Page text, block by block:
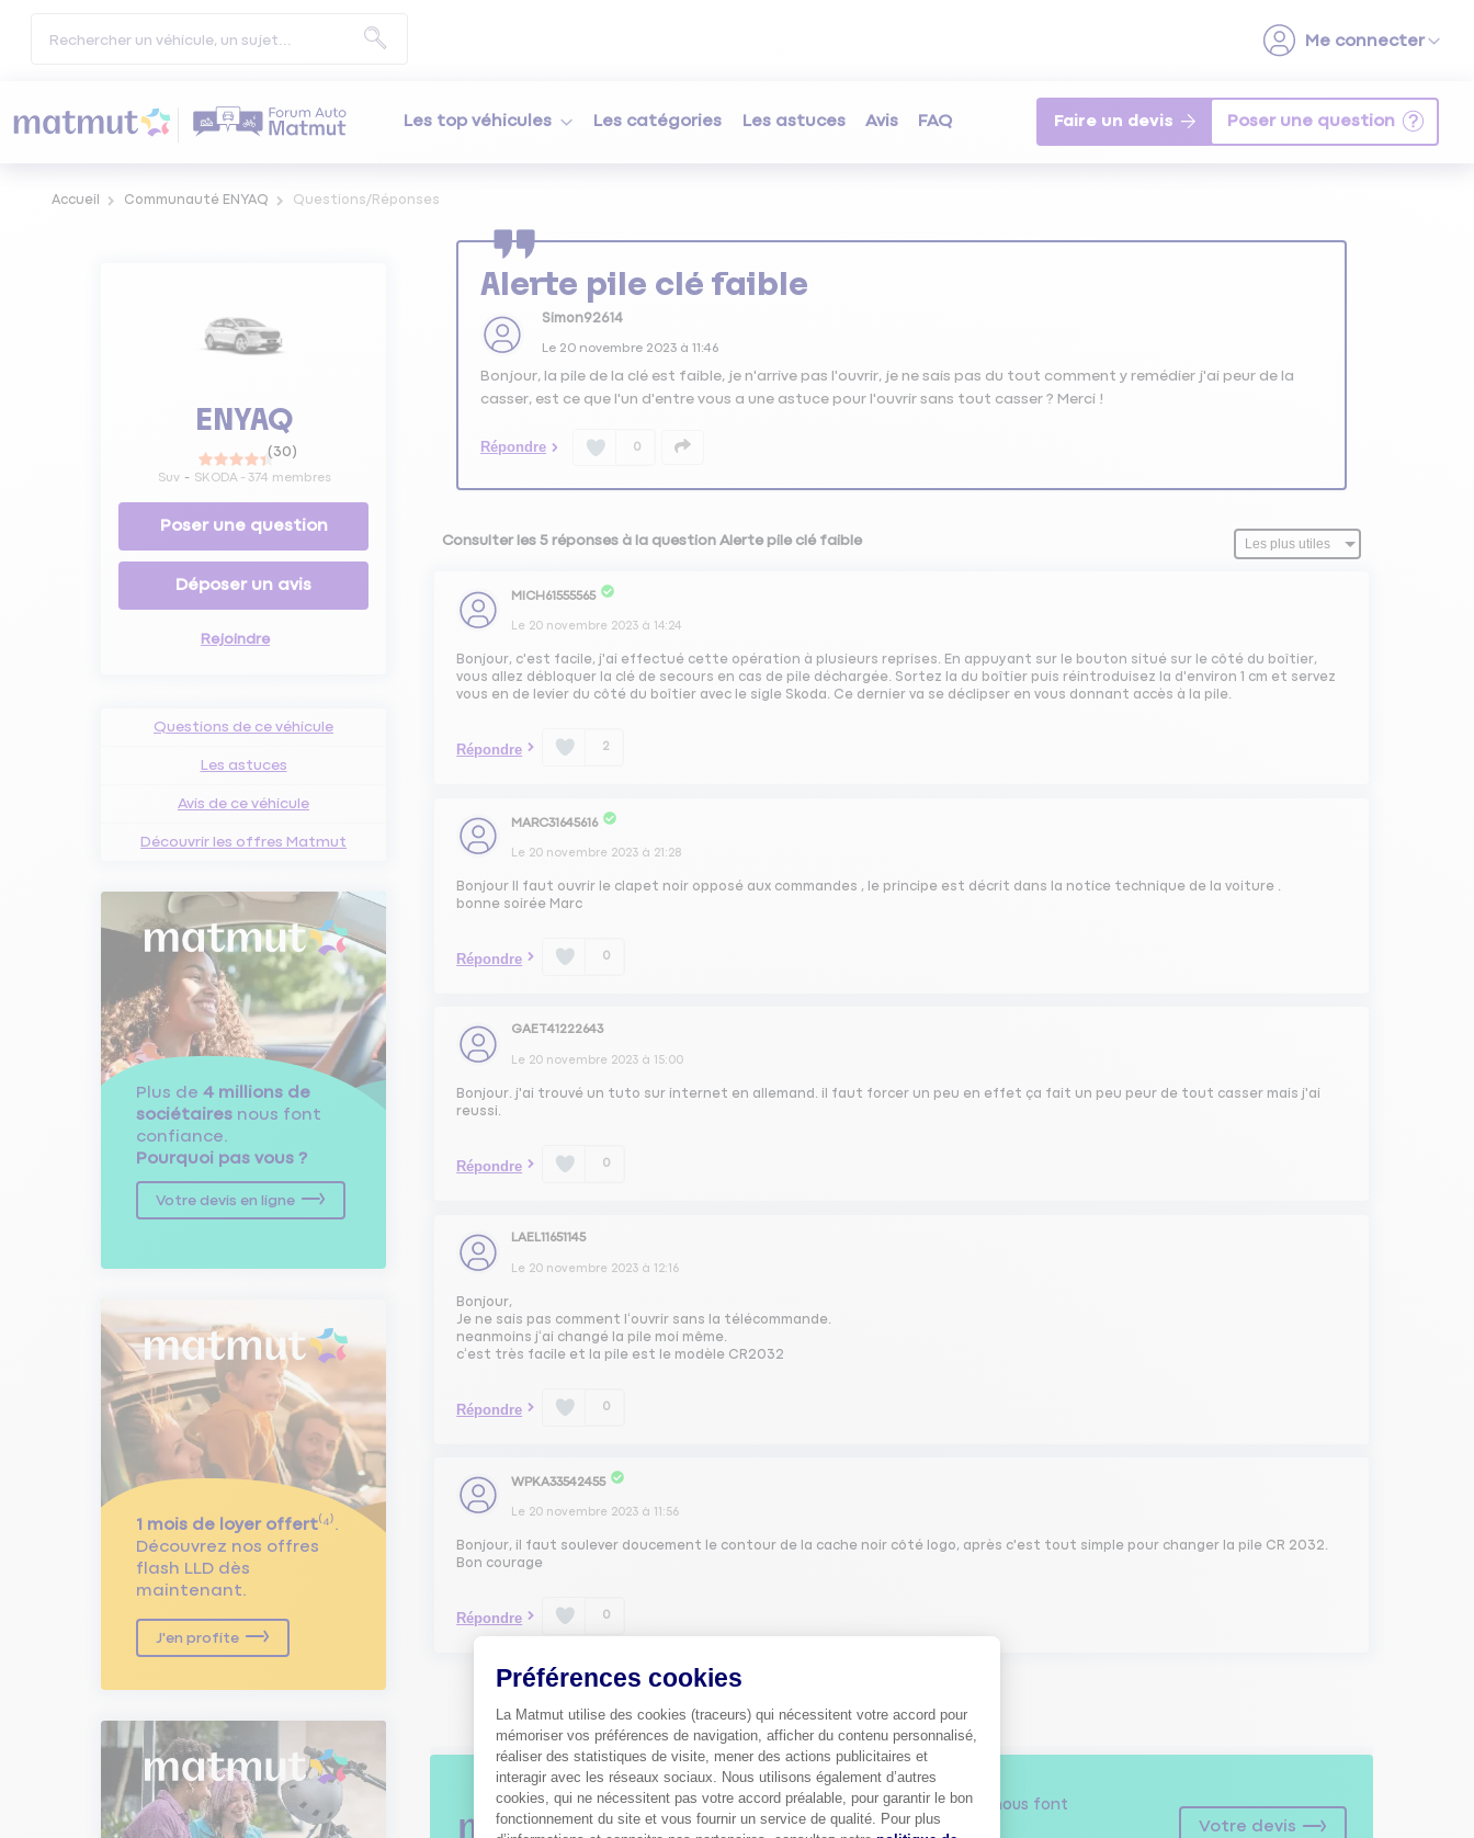
Les top véhicules Les catégories Les astuces Avis FAQ Faire un devis
Accueil Communauté ENYAQ Questions/Réponses
ENYAQ
(30)
Suv SKODA - 374 membres
Poser une question
Déposer un avis
Rejoindre
Questions de ce véhicule
Les astuces
Avis de ce véhicule
Découvrir les offres Matmut
Plus de 4 millions de
sociétaires nous font
confiance.
Pourquoi pas vous ?
Votre devis en ligne
1 mois de loyer offert⁽⁴⁾.
Découvrez nos offres
flash LLD dès
maintenant.
J'en profite
Alerte pile clé faible
Simon92614
Le 20 novembre 2023à 11:46
Bonjour, la pile de la clé est faible, je n'arrive pas l'ouvrir, je ne sais pas du tout comment y remédier j'ai peur de la
casser, est ce que l'un d'entre vous a une astuce pour l'ouvrir sans tout casser ? Merci !
Répondre 0
Consulter les 5 réponses à la question Alerte pile clé faible
MICH61555565
Le 20 novembre 2023 à 14:24
Bonjour, c'est facile, j'ai effectué cette opération à plusieurs reprises. En appuyant sur le bouton situé sur le côté du boîtier,
vous allez débloquer la clé de secours en cas de pile déchargée. Sortez la du boîtier puis réintroduisez la d'environ 1 cm et servez
vous en de levier du côté du boîtier avec le sigle Skoda. Ce dernier va se déclipser en vous donnant accès à la pile.
Répondre 2
MARC31645616
Le 20 novembre 2023 à 21:28
Bonjour Il faut ouvrir le clapet noir opposé aux commandes , le principe est décrit dans la notice technique de la voiture .
bonne soirée Marc
Répondre 0
GAET41222643
Le 20 novembre 2023 à 15:00
Bonjour. j'ai trouvé un tuto sur internet en allemand. il faut forcer un peu en effet ça fait un peu peur de tout casser mais j'ai
reussi.
Répondre 0
LAEL11651145
Le 20 novembre 2023 à 12:16
Bonjour,
Je ne sais pas comment l‘ouvrir sans la télécommande.
neanmoins j‘ai changé la pile moi même.
c‘est très facile et la pile est le modèle CR2032
Répondre 0
WPKA33542455
Le 20 novembre 2023 à 11:56
Bonjour, il faut soulever doucement le contour de la cache noir côté logo, après c'est tout simple pour changer la pile CR 2032.
Bon courage
Répondre 0
Plus de4 millions de sociétaires
nous font
confiance.
Votre devis
Préférences cookies
La Matmut utilise des cookies (traceurs) qui nécessitent votre accord pour
mémoriser vos préférences de navigation, afficher du contenu personnalisé,
réaliser des statistiques de visite, mener des actions publicitaires et
interagir avec les réseaux sociaux. Nous utilisons également d’autres
cookies, qui ne nécessitent pas votre accord préalable, pour garantir le bon
fonctionnement du site et vous fournir un service de qualité. Pour plus
Axeptio consent